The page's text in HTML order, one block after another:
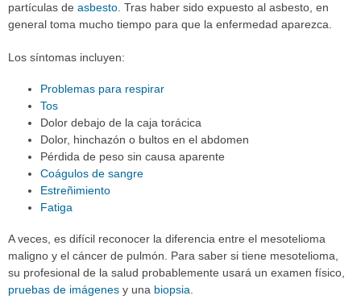
partículas de asbesto . Tras haber sido expuesto al asbesto, en
general toma mucho tiempo para que la enfermedad aparezca.
Los síntomas incluyen:
Problemas para respirar
Tos
Dolor debajo de la caja torácica
Dolor, hinchazón o bultos en el abdomen
Pérdida de peso sin causa aparente
Coágulos de sangre
Estreñimiento
Fatiga
A veces, es difícil reconocer la diferencia entre el mesotelioma
maligno y el cáncer de pulmón. Para saber si tiene mesotelioma,
su profesional de la salud probablemente usará un examen físico,
pruebas de imágenes y una biopsia